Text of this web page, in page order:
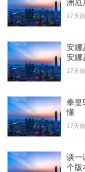
洲厄
娜历
17天前
安娜
安娜
17天前
拳皇
懂
17天前
谈一
个版